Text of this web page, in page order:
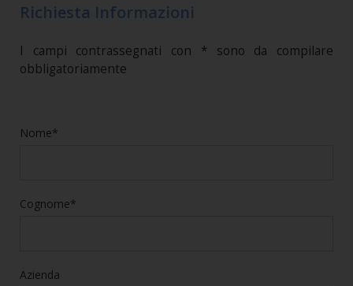
Richiesta Informazioni
I campi contrassegnati con * sono da compilare
obbligatoriamente
Nome*
Cognome*
Azienda